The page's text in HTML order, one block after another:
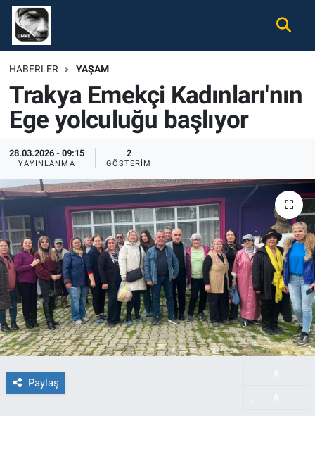
HABERLER YAŞAM
Trakya Emekçi Kadınları'nın
Ege yolculuğu başlıyor
28.03.2026 - 09:15
YAYINLANMA
2
GÖSTERIM
Paylaş
Gündem
Ekonomi
Spor
Magazin
Tüm Haberler
İletişim
Künye
Nöbetçi Eczaneler
Hava Durumu
Namaz Vakitleri
Trafik Durumu
Süper Lig Puan Durumu ve Fikstür
Tüm Manşetler
Son Dakika Haberleri
Haber Arşivi